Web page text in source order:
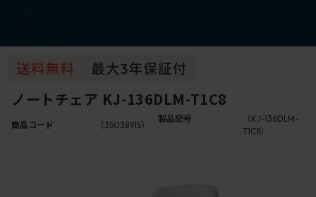
ノートチェア KJ-136DLM-T1C8
商品コード （35038915）
製品記号
（KJ-136DLM-
T1C8）